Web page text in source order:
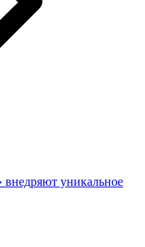
уникальное